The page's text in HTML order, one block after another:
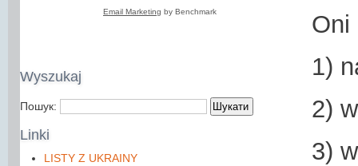
Oni
1)
2)
3)
Email Marketing by Benchmark
Wyszukaj
Пошук:
Linki
LISTY Z UKRAINY